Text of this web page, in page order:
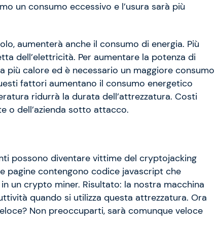
un consumo eccessivo e l’usura sarà più
aumenterà anche il consumo di energia. Più
dell’elettricità. Per aumentare la potenza di
più calore ed è necessario un maggiore consumo
fattori aumentano il consumo energetico
ridurrà la durata dell’attrezzatura. Costi
o dell’azienda sotto attacco.
possono diventare vittime del cryptojacking
pagine contengono codice javascript che
un crypto miner. Risultato: la nostra macchina
quando si utilizza questa attrezzatura. Ora
Non preoccuparti, sarà comunque veloce